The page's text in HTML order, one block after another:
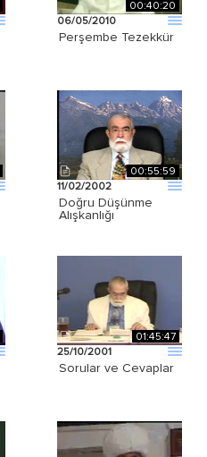
00:40:20
06/05/2010
Perşembe Tezekkür
00:55:59
11/02/2002
Doğru Düşünme
Alışkanlığı
01:45:47
25/10/2001
Sorular ve Cevaplar